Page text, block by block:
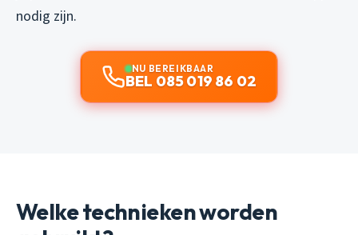
nodig zijn.
NU BEREIKBAAR
BEL 085 019 86 02
Welke technieken worden